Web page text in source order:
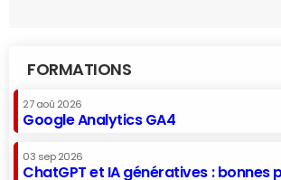
FORMATIONS
27 aoû 2026
Google Analytics GA4
03 sep 2026
ChatGPT et IA génératives : bonnes